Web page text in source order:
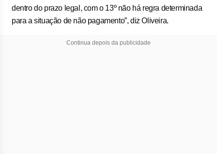
dentro do prazo legal, com o 13º não há regra determinada
para a situação de não pagamento”, diz Oliveira.
Continua depois da publicidade